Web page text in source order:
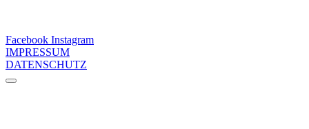
Facebook Instagram
IMPRESSUM
DATENSCHUTZ